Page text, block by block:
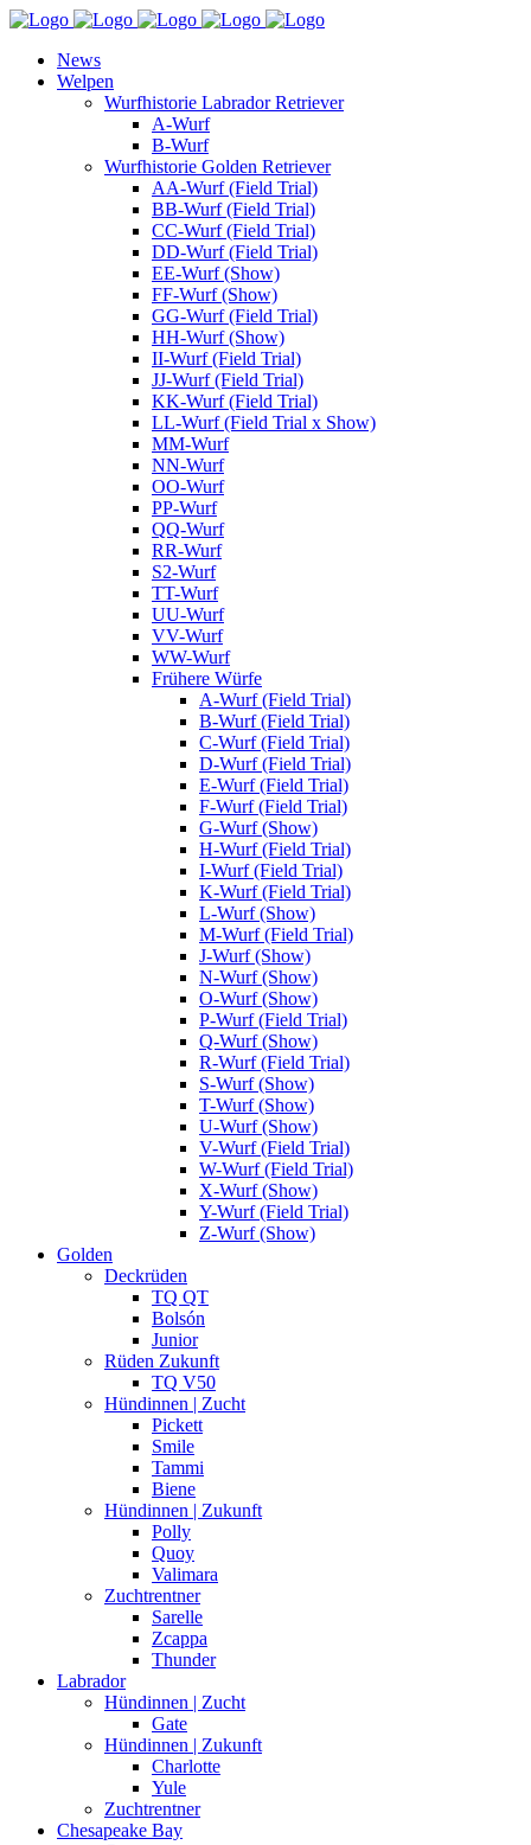
News
Welpen
Wurfhistorie Labrador Retriever
A-Wurf
B-Wurf
Wurfhistorie Golden Retriever
AA-Wurf (Field Trial)
BB-Wurf (Field Trial)
CC-Wurf (Field Trial)
DD-Wurf (Field Trial)
EE-Wurf (Show)
FF-Wurf (Show)
GG-Wurf (Field Trial)
HH-Wurf (Show)
II-Wurf (Field Trial)
JJ-Wurf (Field Trial)
KK-Wurf (Field Trial)
LL-Wurf (Field Trial x Show)
MM-Wurf
NN-Wurf
OO-Wurf
PP-Wurf
QQ-Wurf
RR-Wurf
S2-Wurf
TT-Wurf
UU-Wurf
VV-Wurf
WW-Wurf
Frühere Würfe
A-Wurf (Field Trial)
B-Wurf (Field Trial)
C-Wurf (Field Trial)
D-Wurf (Field Trial)
E-Wurf (Field Trial)
F-Wurf (Field Trial)
G-Wurf (Show)
H-Wurf (Field Trial)
I-Wurf (Field Trial)
K-Wurf (Field Trial)
L-Wurf (Show)
M-Wurf (Field Trial)
J-Wurf (Show)
N-Wurf (Show)
O-Wurf (Show)
P-Wurf (Field Trial)
Q-Wurf (Show)
R-Wurf (Field Trial)
S-Wurf (Show)
T-Wurf (Show)
U-Wurf (Show)
V-Wurf (Field Trial)
W-Wurf (Field Trial)
X-Wurf (Show)
Y-Wurf (Field Trial)
Z-Wurf (Show)
Golden
Deckrüden
TQ QT
Bolsón
Junior
Rüden Zukunft
TQ V50
Hündinnen | Zucht
Pickett
Smile
Tammi
Biene
Hündinnen | Zukunft
Polly
Quoy
Valimara
Zuchtrentner
Sarelle
Zcappa
Thunder
Labrador
Hündinnen | Zucht
Gate
Hündinnen | Zukunft
Charlotte
Yule
Zuchtrentner
Chesapeake Bay